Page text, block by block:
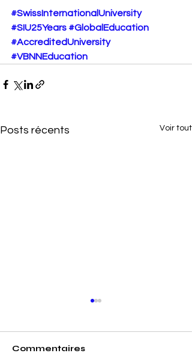
#SwissInternationalUniversity
#SIU25Years #GlobalEducation
#AccreditedUniversity
#VBNNEducation
Posts récents Voir tout
Commentaires